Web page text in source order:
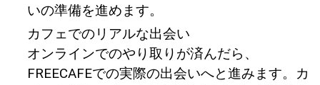
いの準備を進めます。
カフェでのリアルな出会い
オンラインでのやり取りが済んだら、
FREECAFEでの実際の出会いへと進みます。カ